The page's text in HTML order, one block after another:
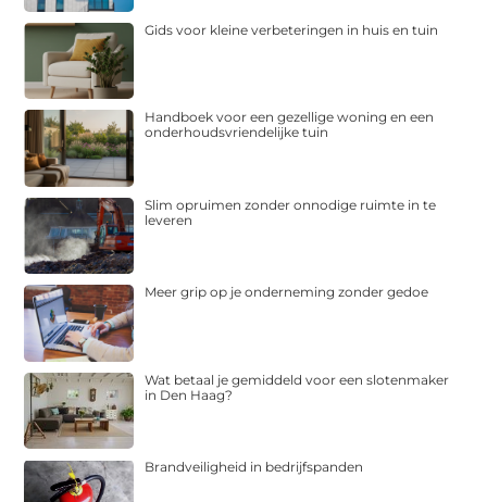
Gids voor kleine verbeteringen in huis en tuin
Handboek voor een gezellige woning en een
onderhoudsvriendelijke tuin
Slim opruimen zonder onnodige ruimte in te
leveren
Meer grip op je onderneming zonder gedoe
Wat betaal je gemiddeld voor een slotenmaker
in Den Haag?
Brandveiligheid in bedrijfspanden